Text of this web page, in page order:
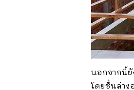
นอกจากนี้ยั
โดยชั้นล่าง